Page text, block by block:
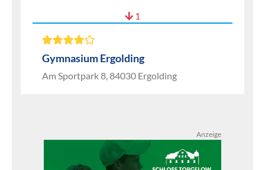
1
Gymnasium Ergolding
Am Sportpark 8, 84030 Ergolding
Anzeige